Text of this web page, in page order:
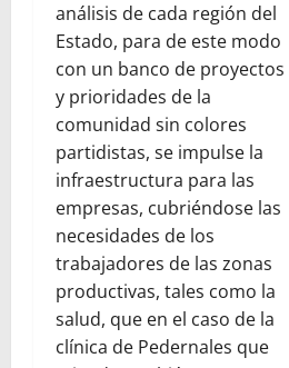
análisis de cada región del
Estado, para de este modo
con un banco de proyectos
y prioridades de la
comunidad sin colores
partidistas, se impulse la
infraestructura para las
empresas, cubriéndose las
necesidades de los
trabajadores de las zonas
productivas, tales como la
salud, que en el caso de la
clínica de Pedernales que